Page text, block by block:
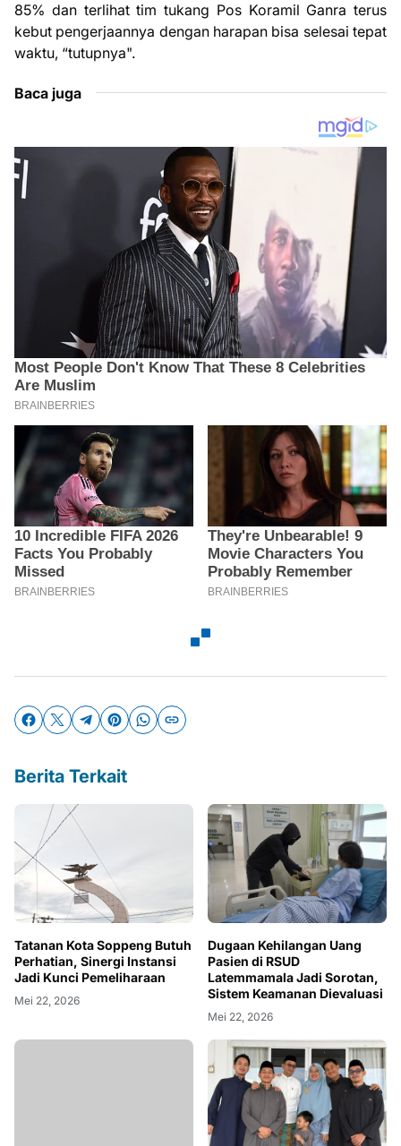
85% dan terlihat tim tukang Pos Koramil Ganra terus
kebut pengerjaannya dengan harapan bisa selesai tepat
waktu, “tutupnya".
Baca juga
Berita Terkait
Tatanan Kota Soppeng Butuh
Perhatian, Sinergi Instansi
Jadi Kunci Pemeliharaan
Mei 22, 2026
Dugaan Kehilangan Uang
Pasien di RSUD
Latemmamala Jadi Sorotan,
Sistem Keamanan Dievaluasi
Mei 22, 2026